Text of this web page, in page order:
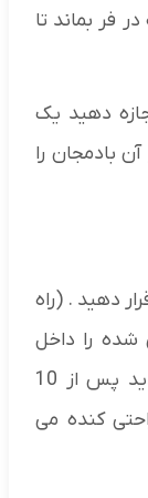
اجازه دهید 30 دقیقه در فر بماند تا
دهید یک
بادمجان را
دهید . (راه
شده را داخل
کیسه فریزر قرار دهید و در آن را ببندید پس از 10
کنده می